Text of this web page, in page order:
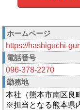
ホームページ
https://hashiguchi-
電話番号
096-378-2270
勤務地
本社（熊本市南区良
※担当となる熊本県